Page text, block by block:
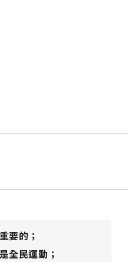
要的；
全民運動；